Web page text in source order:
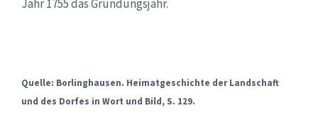
Jahr 1755 das Gründungsjahr.
Quelle: Borlinghausen. Heimatgeschichte der Landschaft
und des Dorfes in Wort und Bild, S. 129.